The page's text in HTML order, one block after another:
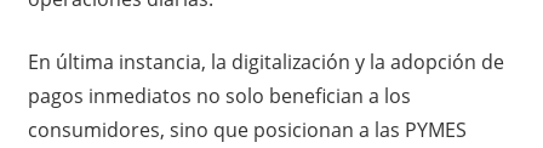
En última instancia, la digitalización y la adopción de
pagos inmediatos no solo benefician a los
consumidores, sino que posicionan a las PYMES